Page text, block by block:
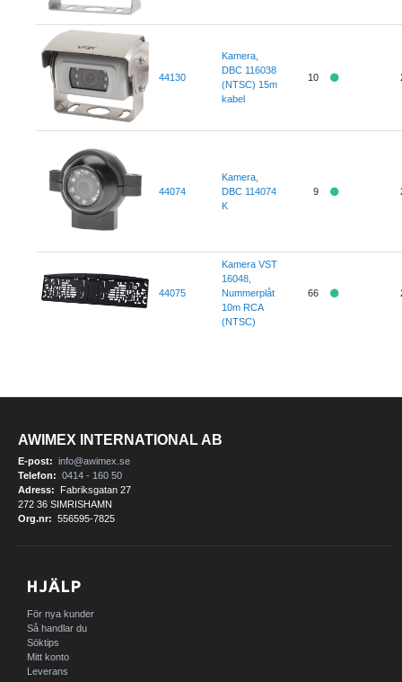
44130
Kamera,
DBC 116038
(NTSC) 15m
kabel
10
44074
Kamera,
DBC 114074
K
9
44075
Kamera VST
16048,
Nummerplåt
10m RCA
(NTSC)
66
AWIMEX INTERNATIONAL AB
E-post: info@awimex.se
Telefon: 0414 - 160 50
Adress:
Fabriksgatan 27
272 36 SIMRISHAMN
Org.nr: 556595-7825
HJÄLP
För nya kunder
Så handlar du
Söktips
Mitt konto
Leverans